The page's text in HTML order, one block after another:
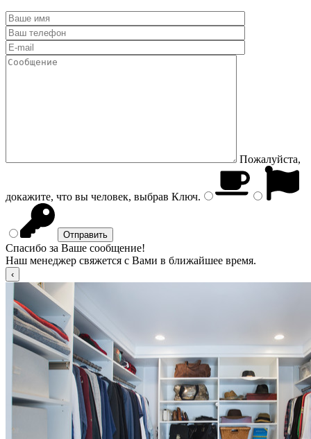
Пожалуйста,
докажите, что вы человек, выбрав Ключ.
Спасибо за Ваше сообщение!
Наш менеджер свяжется с Вами в ближайшее время.